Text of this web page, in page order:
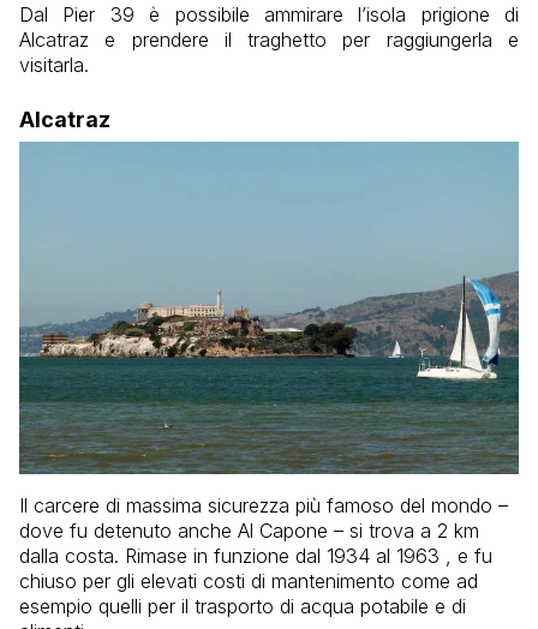
Dal Pier 39 è possibile ammirare l’isola prigione di
Alcatraz e prendere il traghetto per raggiungerla e
visitarla.
Alcatraz
Il carcere di massima sicurezza più famoso del mondo –
dove fu detenuto anche Al Capone – si trova a 2 km
dalla costa. Rimase in funzione dal 1934 al 1963 , e fu
chiuso per gli elevati costi di mantenimento come ad
esempio quelli per il trasporto di acqua potabile e di